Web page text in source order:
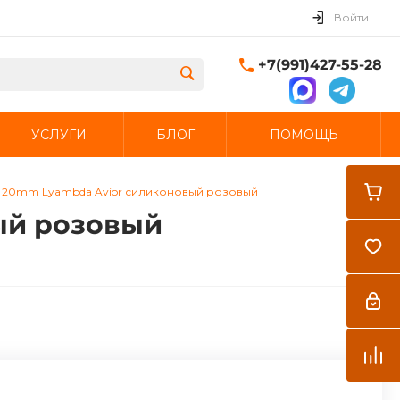
Войти
+7(991)427-55-28
УСЛУГИ БЛОГ ПОМОЩЬ
Lyambda Avior силиконовый розовый
розовый